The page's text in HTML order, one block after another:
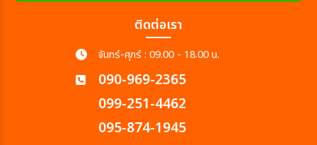
ติดต่อเรา
จันทร์-ศุกร์ : 09.00 - 18.00 น.
090-969-2365
099-251-4462
095-874-1945